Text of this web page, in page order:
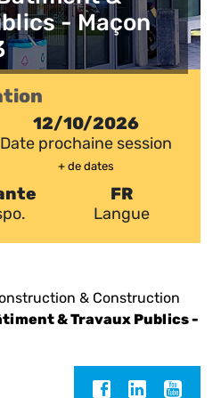
- Maçon
12/10/2026
Date prochaine session
+ de dates
FR
Langue
& Construction
& Travaux Publics -